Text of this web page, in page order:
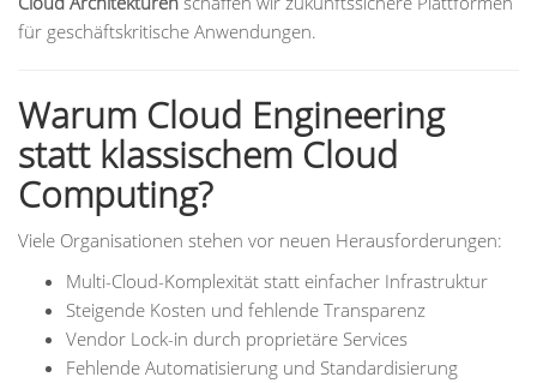
für geschäftskritische Anwendungen.
Warum Cloud Engineering
statt klassischem Cloud
Computing?
Viele Organisationen stehen vor neuen Herausforderungen:
Multi-Cloud-Komplexität statt einfacher Infrastruktur
Steigende Kosten und fehlende Transparenz
Vendor Lock-in durch proprietäre Services
Fehlende Automatisierung und Standardisierung